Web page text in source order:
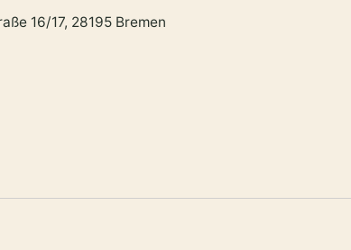
16/17, 28195 Bremen